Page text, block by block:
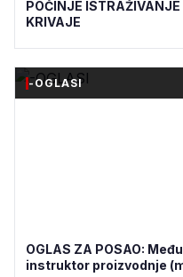
POČINJE
KRIVAJE
-OGLASI
OGLAS ZA POSAO:
instruktor proizvodnje